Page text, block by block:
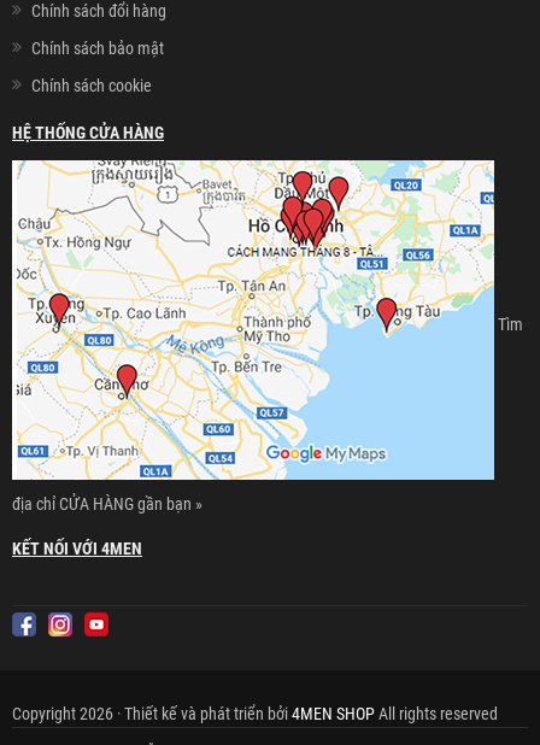
Chính sách đổi hàng
Chính sách bảo mật
Chính sách cookie
HỆ THỐNG CỬA HÀNG
Tìm
địa chỉ CỬA HÀNG gần bạn »
KẾT NỐI VỚI 4MEN
Copyright 2026 · Thiết kế và phát triển bởi4MEN SHOPAll rights reserved